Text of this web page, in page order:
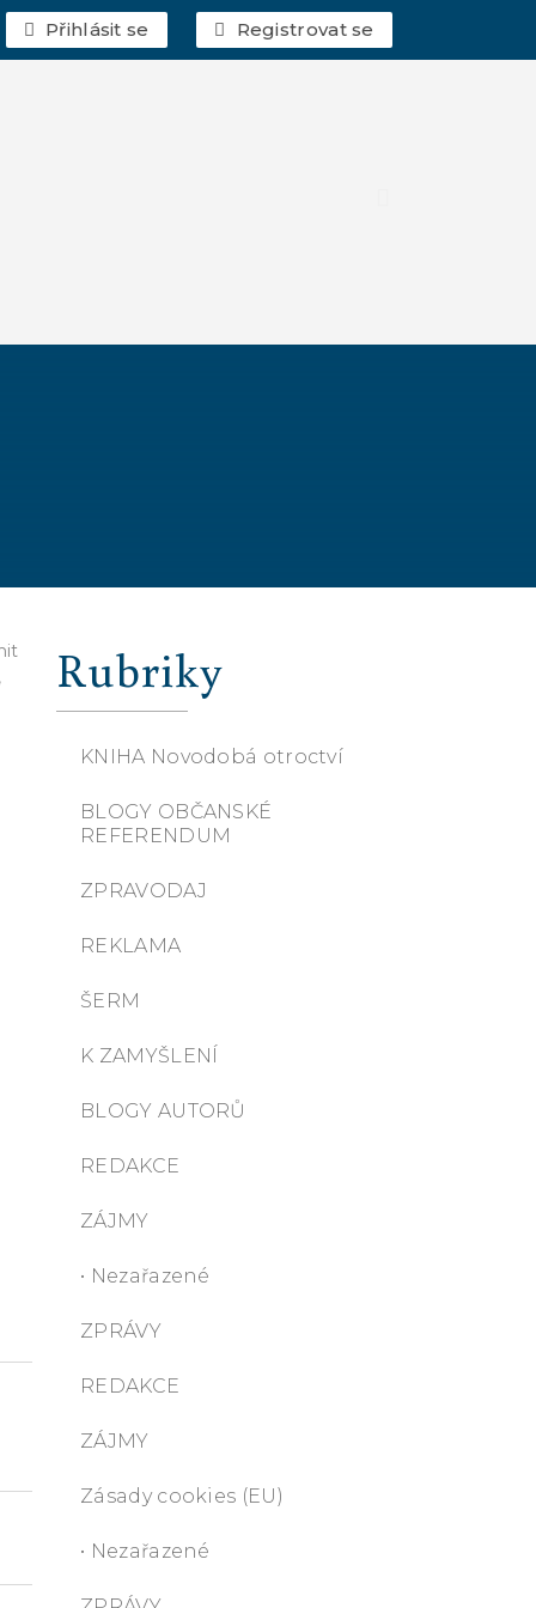
Přihlásit se Registrovat se
Rubriky
KNIHA Novodobá otroctví
BLOGY OBČANSKÉ
REFERENDUM
ZPRAVODAJ
REKLAMA
ŠERM
K ZAMYŠLENÍ
BLOGY AUTORŮ
REDAKCE
ZÁJMY
• Nezařazené
ZPRÁVY
REDAKCE
ZÁJMY
Zásady cookies (EU)
• Nezařazené